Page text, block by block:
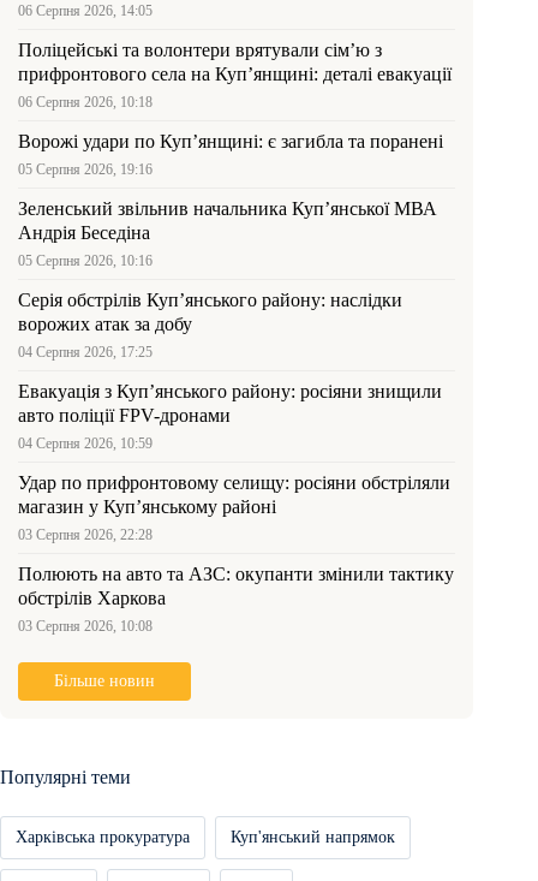
06 Серпня 2026, 14:05
Поліцейські та волонтери врятували сім’ю з
прифронтового села на Куп’янщині: деталі евакуації
06 Серпня 2026, 10:18
Ворожі удари по Куп’янщині: є загибла та поранені
05 Серпня 2026, 19:16
Зеленський звільнив начальника Купʼянської МВА
Андрія Беседіна
05 Серпня 2026, 10:16
Серія обстрілів Куп’янського району: наслідки
ворожих атак за добу
04 Серпня 2026, 17:25
Евакуація з Куп’янського району: росіяни знищили
авто поліції FPV-дронами
04 Серпня 2026, 10:59
Удар по прифронтовому селищу: росіяни обстріляли
магазин у Куп’янському районі
03 Серпня 2026, 22:28
Полюють на авто та АЗС: окупанти змінили тактику
обстрілів Харкова
03 Серпня 2026, 10:08
Більше новин
Популярні теми
Харківська прокуратура Куп'янський напрямок